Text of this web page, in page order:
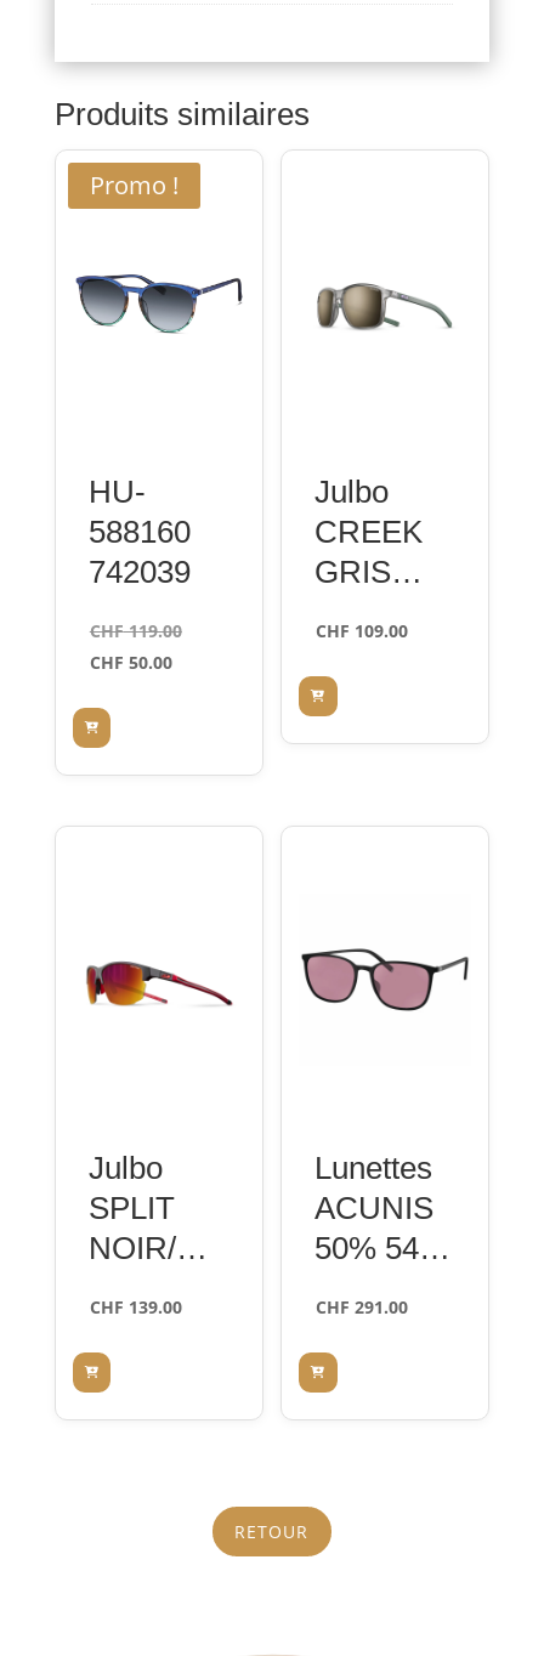
Produits similaires
Promo !
HU-
588160
742039
CHF119.00Le
CHF 50.00Le
Julbo
CREEK
GRIS
FLARG
CHF 109.00
Julbo
SPLIT
NOIR/RG
CHF 139.00
Lunettes
ACUNIS
50% 54-
Rectangul
CHF 291.00
RETOUR